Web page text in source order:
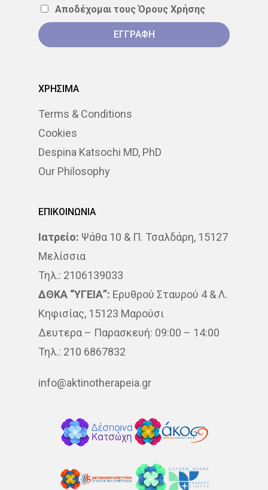
Αποδέχομαι τουςΌρους Χρήσης
ΧΡΗΣΙΜΑ
Terms & Conditions
Cookies
Despina Katsochi MD, PhD
Our Philosophy
ΕΠΙΚΟΙΝΩΝΙΑ
Ιατρείο: Ψάθα 10 & Π. Τσαλδάρη, 15127
Μελίσσια
Τηλ.: 2106139033
ΔΘΚΑ “ΥΓΕΙΑ”: Ερυθρού Σταυρού 4 & Λ.
Κηφισίας, 15123 Μαρούσι
Δευτερα – Παρασκευή: 09:00 – 14:00
Τηλ.: 210 6867832
info@aktinotherapeia.gr